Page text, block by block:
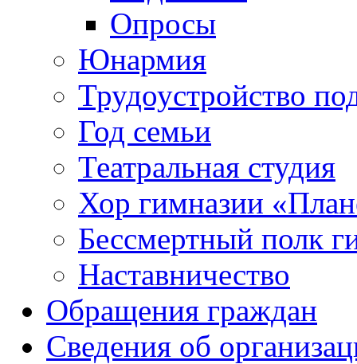
Опросы
Юнармия
Трудоустройство
Год семьи
Театральная студия
Хор гимназии
Бессмертный полк
Наставничество
Обращения граждан
Сведения об